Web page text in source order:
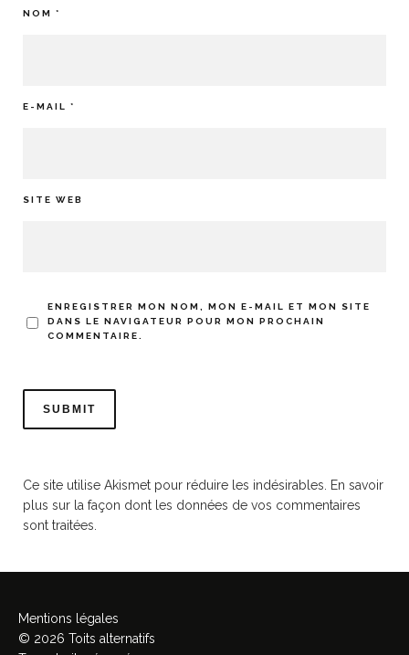
NOM *
E-MAIL *
SITE WEB
ENREGISTRER MON NOM, MON E-MAIL ET MON SITE
DANS LE NAVIGATEUR POUR MON PROCHAIN
COMMENTAIRE.
Ce site utilise Akismet pour réduire les indésirables. En savoir
plus sur la façon dont les données de vos commentaires
sont traitées.
Mentions légales
© 2026 Toits alternatifs